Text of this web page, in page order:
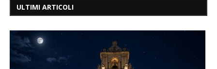
ULTIMI ARTICOLI